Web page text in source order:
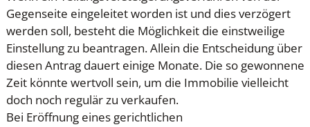
Gegenseite eingeleitet worden ist und dies verzögert
werden soll, besteht die Möglichkeit die einstweilige
Einstellung zu beantragen. Allein die Entscheidung über
diesen Antrag dauert einige Monate. Die so gewonnene
Zeit könnte wertvoll sein, um die Immobilie vielleicht
doch noch regulär zu verkaufen.
Bei Eröffnung eines gerichtlichen